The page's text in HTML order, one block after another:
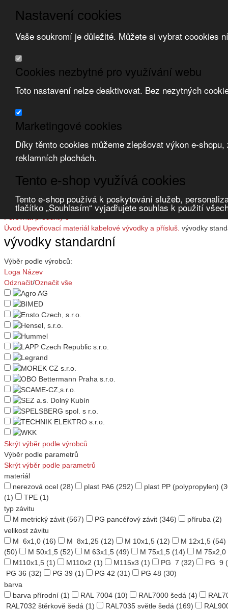
Nastavení cookies
Vaše soukromí je důležité. Můžete si vybrat coookies
Cookies nezbytné pro využívání webu
Toto nastavení nelze deaktivovat. Bez nezytných
Marketingové cookies
Díky těmto cookies můžeme zlepšovat výkon e-
reklamních plochách.
Tento e-shop využívá cookies
Tento e-shop používá k poskytování služeb,
tlačítko „Souhlasím“ vyjadřujete souhlas k použití
Přeskočit na hlavní obsah Přeskočit na doplňující obsah
Obchodní podmínky
Registrace
Zvolte měnu:
Přihlásit uživatele
Úvod Upevňovací materiál kabelové vývodky a přísluš. vývodky
vývodky standardní
Výběr podle výrobců:
Loga Název
Odznačit/Označit vše
Skrýt výběr podle výrobců
Výběr podle parametrů
Skrýt výběr podle parametrů
materiál
nerezová ocel (28) plast PA6 (292) plast PP (polypropylen)
(1)
TPE (1)
typ závitu
M metrický závit (567) PG pancéřový závit (346) příruba (2)
velikost závitu
M 6x1,0 (16) M 8x1,25 (12) M 10x1,5 (12) M 12x1,5 (54)
(50)
M 50x1,5 (52) M 63x1,5 (49) M 75x1,5 (14) M 75x2,0
M110x1,5 (1) M110x2 (1) M115x3 (1) PG 7 (32) PG 9
PG 36 (32) PG 39 (1) PG 42 (31) PG 48 (30)
barva
barva přírodní (1) RAL 7004 (10) RAL7000 šedá (4)
RAL7032 štěrkově šedá (1) RAL7035 světle šedá (169)